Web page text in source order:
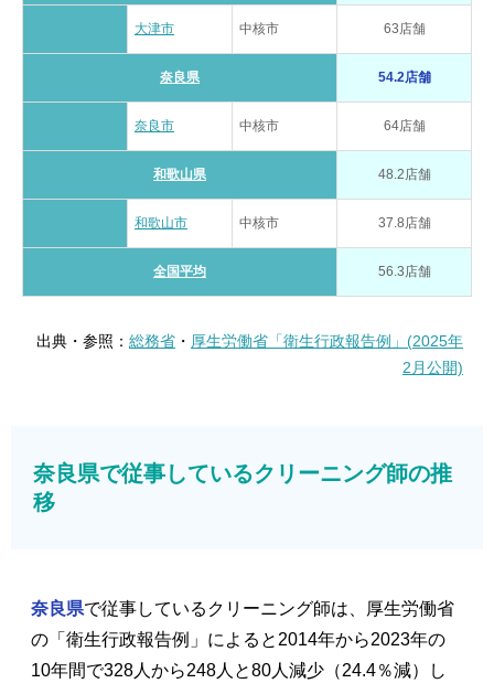
大津市 中核市 63店舗
奈良県 54.2店舗
奈良市 中核市 64店舗
和歌山県 48.2店舗
和歌山市 中核市 37.8店舗
全国平均 56.3店舗
出典・参照： 総務省 ・ 厚生労働省「衛生行政報告例」(2025年
2月公開)
奈良県で従事しているクリーニング師の推
移
奈良県で従事しているクリーニング師は、厚生労働省
の「衛生行政報告例」によると2014年から2023年の
10年間で328人から248人と80人減少（24.4％減）し